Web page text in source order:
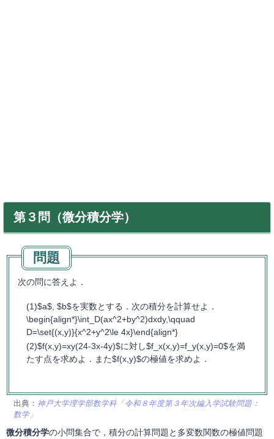
第３問（微分積分学）
次の問に答えよ．
$a$, $b$を実数とする．次の積分を計算せよ．
\begin{align*}\int_D(ax^2+by^2)dxdy,\qquad
D=\set{(x,y)}{x^2+y^2\le 4x}\end{align*}
$f(x,y)=xy(24-3x-4y)$に対し$f_x(x,y)=f_y(x,y)=0$を満
たす点を求めよ．また$f(x,y)$の極値を求めよ．
出典： 神戸大学理学部数学科「令和８年度第３年次編入学試験問題：
数学」
微分積分学の小問集合で，積分の計算問題と多変数関数の極値問題